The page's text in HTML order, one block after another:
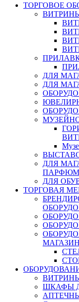
ТОРГОВОЕ
ДЛЯ
ДЛЯ
ДЛЯ
ДЛЯ
ТОРГОВАЯ
ШКАФЫ